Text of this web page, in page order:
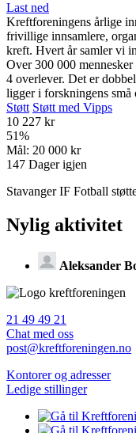
Last ned
Kreftforeningens årlige
frivillige innsamlere,
kreft. Hvert år samler vi
Over 300 000
4 overlever. Det er
ligger i forskningens små
Støtt Støtt med Vipps
10 227 kr
51%
Mål: 20 000 kr
147 Dager igjen
Stavanger IF Fotball
Nylig aktivitet
Aleksander
21 49 49 21
Chat med oss
post@kreftforeningen.no
Kontorer og adresser
Ledige stillinger